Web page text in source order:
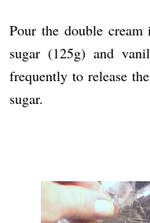
Pour the double
sugar (125g) and
frequently to release
sugar.